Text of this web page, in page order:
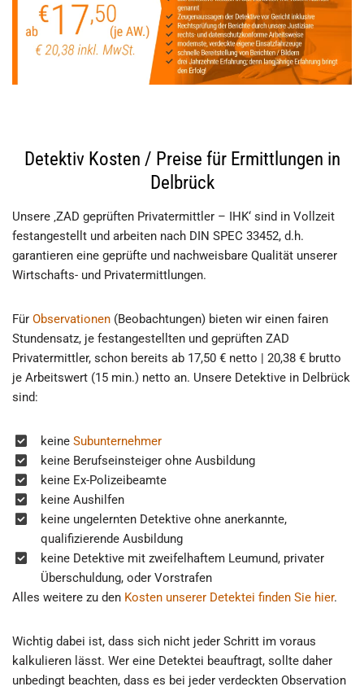
Detektiv Kosten / Preise für Ermittlungen in
Delbrück
Unsere ‚ZAD geprüften Privatermittler – IHK‘ sind in Vollzeit
festangestellt und arbeiten nach DIN SPEC 33452, d.h.
garantieren eine geprüfte und nachweisbare Qualität unserer
Wirtschafts- und Privatermittlungen.
Für Observationen (Beobachtungen) bieten wir einen fairen
Stundensatz, je festangestellten und geprüften ZAD
Privatermittler, schon bereits ab 17,50 € netto | 20,38 € brutto
je Arbeitswert (15 min.) netto an. Unsere Detektive in Delbrück
sind:
keine Subunternehmer
keine Berufseinsteiger ohne Ausbildung
keine Ex-Polizeibeamte
keine Aushilfen
keine ungelernten Detektive ohne anerkannte,
qualifizierende Ausbildung
keine Detektive mit zweifelhaftem Leumund, privater
Überschuldung, oder Vorstrafen
Alles weitere zu den Kosten unserer Detektei finden Sie hier.
Wichtig dabei ist, dass sich nicht jeder Schritt im voraus
kalkulieren lässt. Wer eine Detektei beauftragt, sollte daher
unbedingt beachten, dass es bei jeder verdeckten Observation